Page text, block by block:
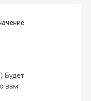
Будет
вам